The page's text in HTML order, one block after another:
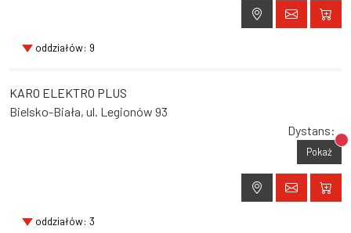
oddziałów: 9
KARO ELEKTRO PLUS
Bielsko-Biała, ul. Legionów 93
Dystans:
Pokaż
oddziałów: 3